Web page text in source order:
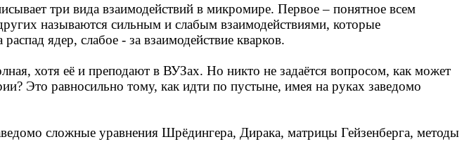
три вида взаимодействий в микромире. Первое – понятное всем
называются сильным и слабым взаимодействиями, которые
ядер, слабое - за взаимодействие кварков.
хотя её и преподают в ВУЗах. Но никто не задаётся вопросом, как может
Это равносильно тому, как идти по пустыне, имея на руках заведомо
сложные уравнения Шрёдингера, Дирака, матрицы Гейзенберга, методы